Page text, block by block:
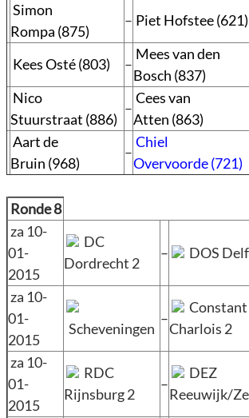
Simon
Rompa (875)
– Piet Hofstee (621)
Kees Osté (803) –
Mees van den
Bosch (837)
Nico
Stuurstraat (886)
–
Cees van
Atten (863)
Aart de
Bruin (968)
–
Chiel
Overvoorde (721)
Ronde 8
za 10-
01-
2015
DC
Dordrecht 2
– DOS
za 10-
01-
2015
Scheveningen
–
Constant
Charlois 2
za 10-
01-
2015
RDC
Rijnsburg 2
–
DEZ
Reeuwijk/